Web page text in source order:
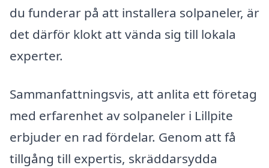
du funderar på att installera solpaneler, är
det därför klokt att vända sig till lokala
experter.
Sammanfattningsvis, att anlita ett företag
med erfarenhet av solpaneler i Lillpite
erbjuder en rad fördelar. Genom att få
tillgång till expertis, skräddarsydda